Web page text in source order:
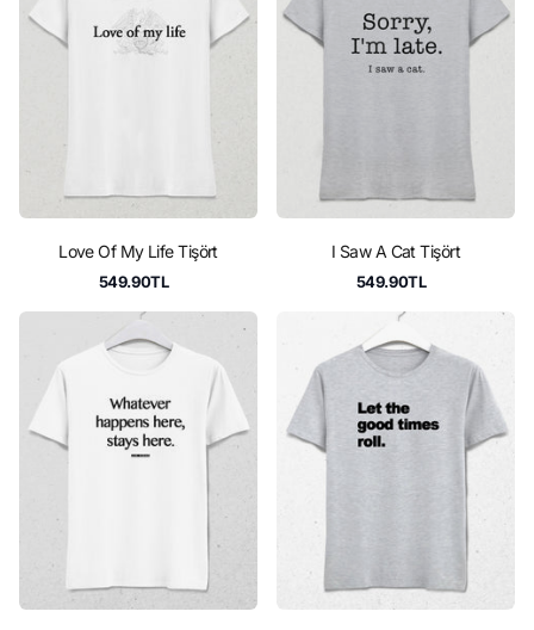
Love Of My Life Tişört
549.90TL
I Saw A Cat Tişört
549.90TL